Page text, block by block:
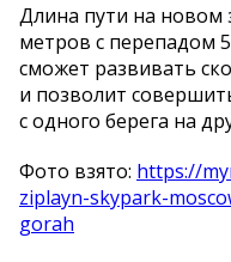
Длина пути на новом
метров с перепадом
сможет развивать
и позволит
с одного берега на
Фото взято: https://
ziplayn-skypark-
gorah